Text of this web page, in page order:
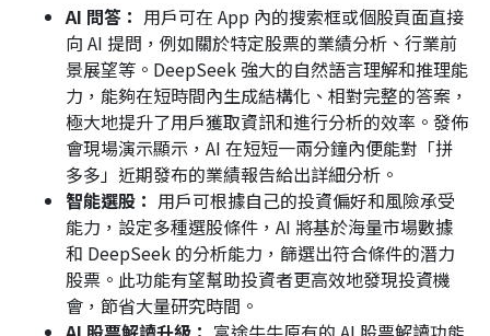
AI 問答： 用戶可在 App 內的搜索框或個股頁面直接
向 AI 提問，例如關於特定股票的業績分析、行業前
景展望等。DeepSeek 強大的自然語言理解和推理能
力，能夠在短時間內生成結構化、相對完整的答案，
極大地提升了用戶獲取資訊和進行分析的效率。發佈
會現場演示顯示，AI 在短短一兩分鐘內便能對「拼
多多」近期發布的業績報告給出詳細分析。
智能選股： 用戶可根據自己的投資偏好和風險承受
能力，設定多種選股條件，AI 將基於海量市場數據
和 DeepSeek 的分析能力，篩選出符合條件的潛力
股票。此功能有望幫助投資者更高效地發現投資機
會，節省大量研究時間。